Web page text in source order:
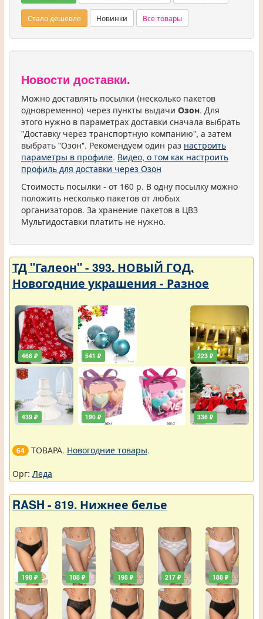
Стало дешевле Новинки Все товары
Новости доставки.
Можно доставлять посылки (несколько пакетов
одновременно) через пункты выдачи Озон. Для
этого нужно в параметрах доставки сначала выбрать
"Доставку через транспортную компанию", а затем
выбрать "Озон". Рекомендуем один раз настроить
параметры в профиле. Видео, о том как настроить
профиль для доставки через Озон
Стоимость посылки - от 160 р. В одну посылку можно
положить несколько пакетов от любых
организаторов. За хранение пакетов в ЦВЗ
Мультидоставки платить не нужно.
ТД "Галеон" - 393. НОВЫЙ ГОД.
Новогодние украшения - Разное
466 ₽
439 ₽
541 ₽
190 ₽
223 ₽
336 ₽
64 ТОВАРА. Новогодние товары.
Орг: Леда
RASH - 819. Нижнее белье
198 ₽ 188 ₽ 198 ₽ 217 ₽ 188 ₽